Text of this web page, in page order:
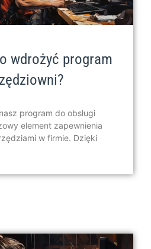
wdrożyć program
program do obsługi
element zapewnienia
w firmie. Dzięki